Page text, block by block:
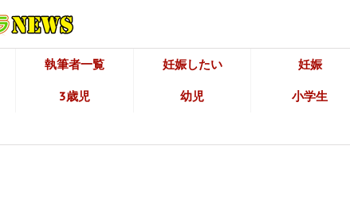
執筆者一覧 妊娠したい 妊娠
3歳児 幼児 小学生